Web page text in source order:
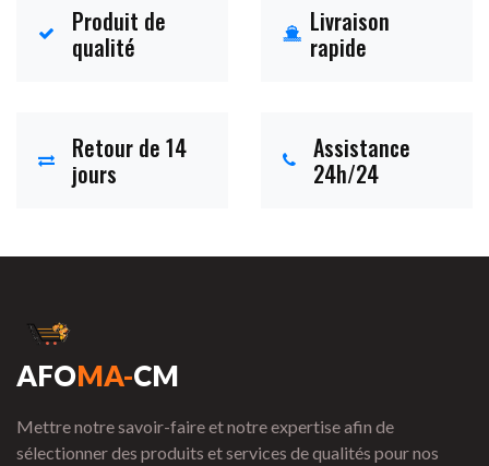
Produit de
qualité
Livraison
rapide
Retour de 14
jours
Assistance
24h/24
AFOMA-CM
Mettre notre savoir-faire et notre expertise afin de
sélectionner des produits et services de qualités pour nos